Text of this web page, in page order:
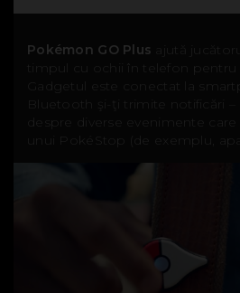
Pokémon GO Plus
ajută
timpul cu ochii în telefon pentru
Gadgetul este conectat la
Bluetooth şi-ţi trimite notificări –
despre diverse evenimente
unui PokéStop (de exemplu,